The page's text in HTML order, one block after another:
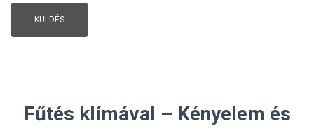
Fűtés klímával – Kényelem és